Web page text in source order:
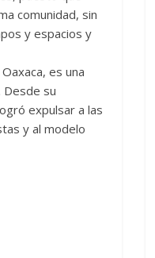
comunidad, sin
y espacios y
es una
Desde su
expulsar a las
y al modelo